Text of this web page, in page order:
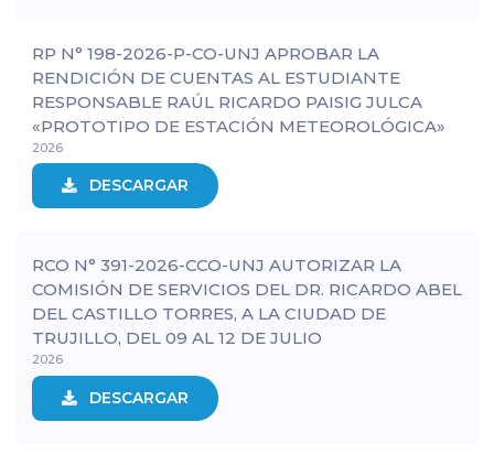
RP N° 198-2026-P-CO-UNJ APROBAR LA
RENDICIÓN DE CUENTAS AL ESTUDIANTE
RESPONSABLE RAÚL RICARDO PAISIG JULCA
«PROTOTIPO DE ESTACIÓN METEOROLÓGICA»
2026
DESCARGAR
RCO N° 391-2026-CCO-UNJ AUTORIZAR LA
COMISIÓN DE SERVICIOS DEL DR. RICARDO ABEL
DEL CASTILLO TORRES, A LA CIUDAD DE
TRUJILLO, DEL 09 AL 12 DE JULIO
2026
DESCARGAR